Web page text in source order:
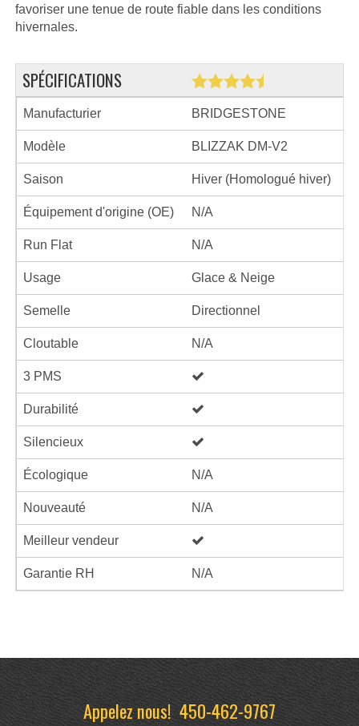
favoriser une tenue de route fiable dans les conditions
hivernales.
SPÉCIFICATIONS
Manufacturier BRIDGESTONE
Modèle BLIZZAK DM-V2
Saison Hiver (Homologué hiver)
Équipement d'origine (OE) N/A
Run Flat N/A
Usage Glace & Neige
Semelle Directionnel
Cloutable N/A
3 PMS
Durabilité
Silencieux
Écologique N/A
Nouveauté N/A
Meilleur vendeur
Garantie RH N/A
Appelez nous!450-462-9767